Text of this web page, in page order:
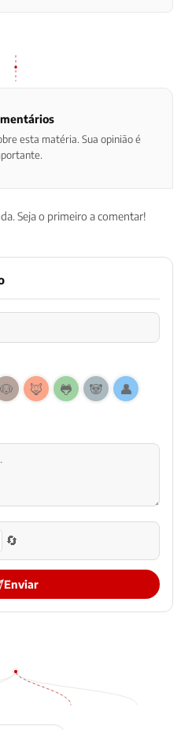
esta matéria. Sua opinião é
Seja o primeiro a comentar!
🐶 🦊 🐸 🐼
👤
🔄
Enviar